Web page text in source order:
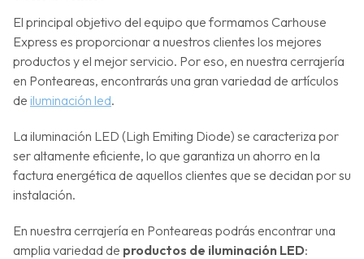
El principal objetivo del equipo que formamos Carhouse
Express es proporcionar a nuestros clientes los mejores
productos y el mejor servicio. Por eso, en nuestra cerrajería
en Ponteareas, encontrarás una gran variedad de artículos
de iluminación led.
La iluminación LED (Ligh Emiting Diode) se caracteriza por
ser altamente eficiente, lo que garantiza un ahorro en la
factura energética de aquellos clientes que se decidan por su
instalación.
En nuestra cerrajería en Ponteareas podrás encontrar una
amplia variedad de productos de iluminación LED: